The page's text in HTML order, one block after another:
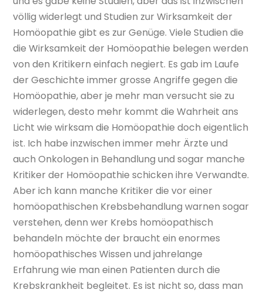
völlig widerlegt und Studien zur Wirksamkeit der
Homöopathie gibt es zur Genüge. Viele Studien die
die Wirksamkeit der Homöopathie belegen werden
von den Kritikern einfach negiert. Es gab im Laufe
der Geschichte immer grosse Angriffe gegen die
Homöopathie, aber je mehr man versucht sie zu
widerlegen, desto mehr kommt die Wahrheit ans
Licht wie wirksam die Homöopathie doch eigentlich
ist. Ich habe inzwischen immer mehr Ärzte und
auch Onkologen in Behandlung und sogar manche
Kritiker der Homöopathie schicken ihre Verwandte.
Aber ich kann manche Kritiker die vor einer
homöopathischen Krebsbehandlung warnen sogar
verstehen, denn wer Krebs homöopathisch
behandeln möchte der braucht ein enormes
homöopathisches Wissen und jahrelange
Erfahrung wie man einen Patienten durch die
Krebskrankheit begleitet. Es ist nicht so, dass man